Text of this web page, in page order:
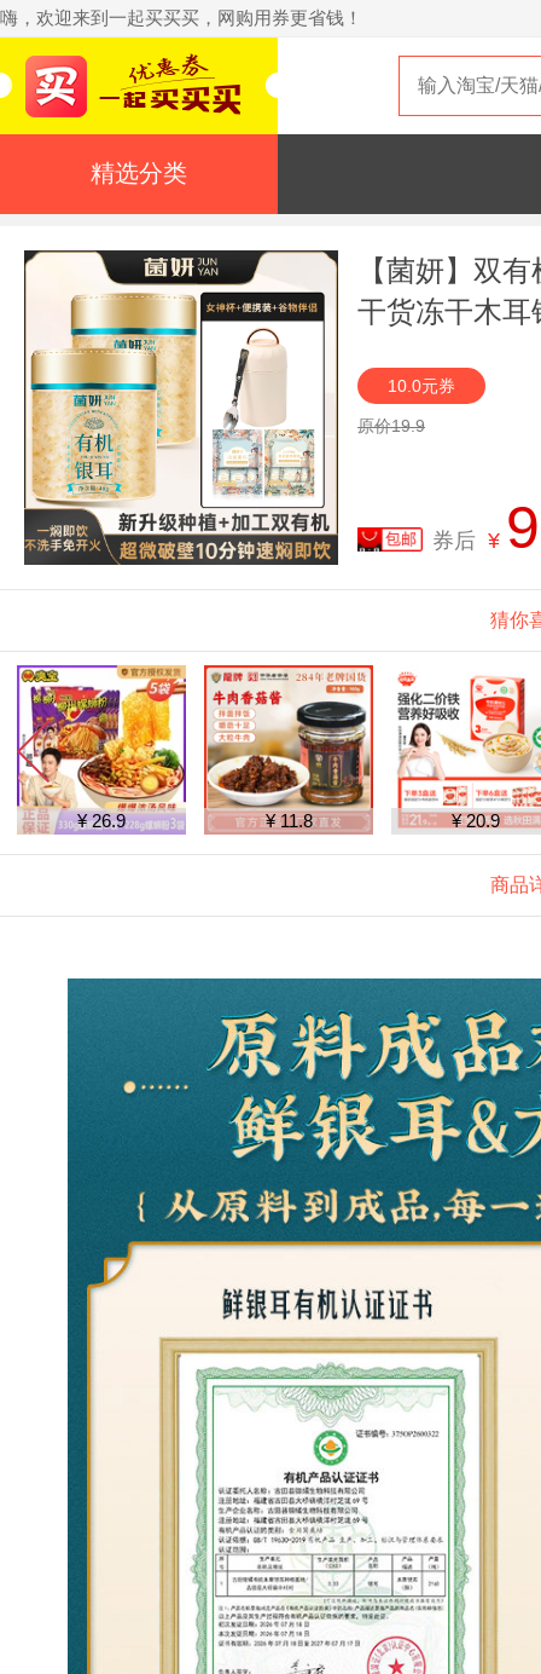
嗨，欢迎来到一起买买买，网购用券更省钱！
精选分类
【菌妍】双
干货冻干木耳
10.0元券
原价19.9
券后 ¥
猜你
¥ 26.9 ¥ 11.8 ¥ 20.9
商品